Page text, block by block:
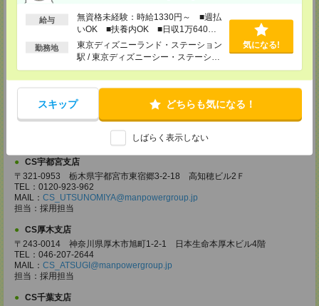
給与
無資格未経験：時給1330円～ ■週払
いOK ■扶養内OK ■日収1万640円
以上
勤務地
東京ディズニーランド・ステーション
駅 / 東京ディズニーシー・ステーショ
ン駅 / リゾートゲートウェイ・ステー
ション駅 / …
気になる!
スキップ どちらも気になる！
しばらく表示しない
CS大宮支店
〒330-0854 埼玉県さいたま市大宮区桜木町 1-10-16 シーノ大宮ノース
TEL：0120-769-355
CS_OMIYA@manpowergroup.jp
担当：採用担当
〒370-0831 群馬県高崎市あら町167 高崎第一生命ビルディング11Ｆ
TEL：027-320-6558
CS_TAKASAKI@manpowergroup.jp
CS宇都宮支店
〒321-0953 栃木県宇都宮市東宿郷3-2-18 高知穂ビル2Ｆ
TEL：0120-923-962
MAIL： CS_UTSUNOMIYA@manpowergroup.jp
担当：採用担当
CS厚木支店
〒243-0014 神奈川県厚木市旭町1-2-1 日本生命本厚木ビル4階
TEL：046-207-2644
MAIL： CS_ATSUGI@manpowergroup.jp
担当：採用担当
CS千葉支店